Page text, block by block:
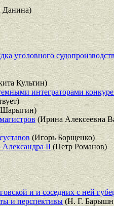
Данина)
уголовного
Культин)
интеграторами
(Ирина Алексеевна
(Игорь Борщенко)
Александра II(Петр Романов)
и и соседних с ней
и перспективы (Н. Г.